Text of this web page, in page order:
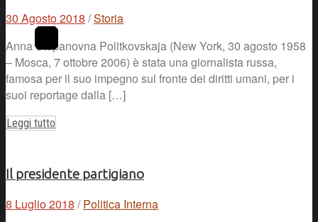
30 Agosto 2018 /Storia
Anna Stepanovna Politkovskaja (New York, 30 agosto 1958
– Mosca, 7 ottobre 2006) è stata una giornalista russa,
famosa per il suo impegno sul fronte dei diritti umani, per i
suoi reportage dalla […]
Leggi tutto
Il presidente partigiano
8 Luglio 2018 / Politica Interna